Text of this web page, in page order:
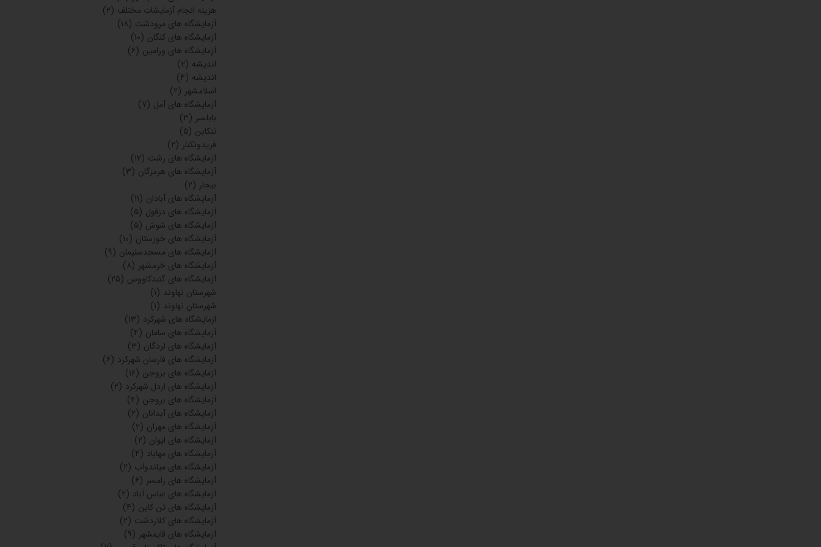
هزینه انجام آزمایشات مختلف (۲)
آزمایشگاه های مرودشت (۱۸)
آزمایشگاه های کنگان (۱۰)
آزمایشگاه های ورامین (۶)
اندیشه (۲)
اندیشه (۴)
اسلامشهر (۲)
آزمایشگاه های آمل (۷)
بابلسر (۳)
تنکابن (۵)
فریدونکنار (۲)
آزمایشگاه های رشت (۱۲)
آزمایشگاه های هرمزگان (۳)
بیجار (۲)
آزمایشگاه های آبادان (۱۱)
آزمایشگاه های دزفول (۵)
آزمایشگاه های شوش (۵)
آزمایشگاه های خوزستان (۱۰)
آزمایشگاه های مسجدسلیمان (۹)
آزمایشگاه های خرمشهر (۸)
آزمایشگاه های گنبدکاووس (۲۵)
شهرستان نهاوند (۱)
شهرستان نهاوند (۱)
ازمایشگاه های شهرکرد (۱۳)
آزمایشگاه های سامان (۴)
آزمایشگاه های لردگان (۳)
آزمایشگاه های فارسان شهرکرد (۶)
آزمایشگاه های بروجن (۱۶)
آزمایشگاه های اردل شهرکرد (۲)
آزمایشگاه های بروجن (۴)
آزمایشگاه های آبدانان (۲)
آزمایشگاه های مهران (۲)
آزمایشگاه های ایوان (۲)
آزمایشگاه های مهاباد (۴)
آزمایشگاه های میاندوآب (۲)
آزمایشگاه های رامسر (۶)
آزمایشگاه های عباس آباد (۲)
آزمایشگاه های تن کابن (۴)
آزمایشگاه های کلاردشت (۲)
آزمایشگاه های قایمشهر (۹)